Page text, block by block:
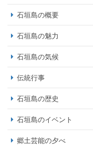
石垣島の概要
石垣島の魅力
石垣島の気候
伝統行事
石垣島の歴史
石垣島のイベント
郷土芸能の夕べ